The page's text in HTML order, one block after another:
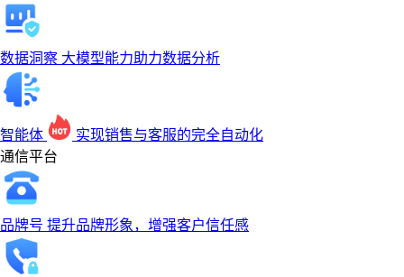
数据洞察 大模型能力助力数据分析
智能体
实现销售与客服的完全自动化
通信平台
品牌号 提升品牌形象，增强客户信任感